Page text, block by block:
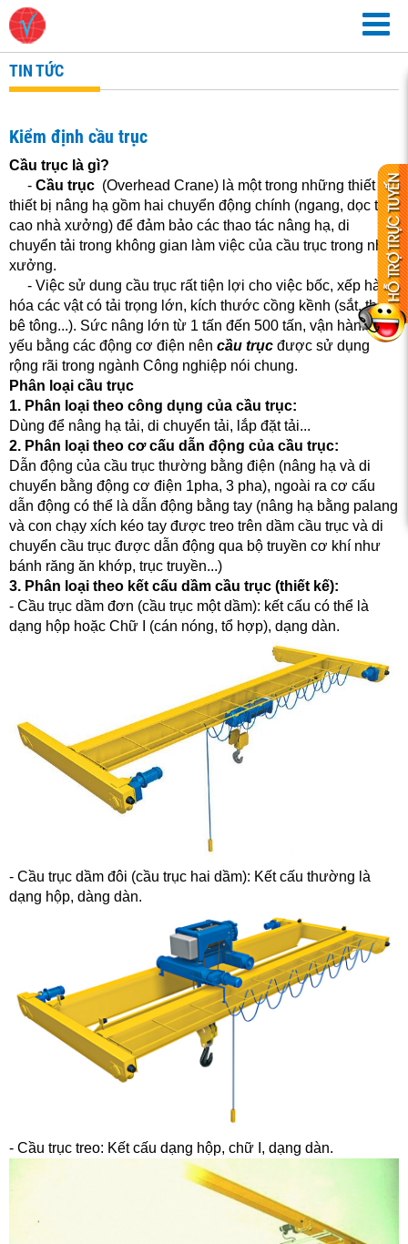
TIN TỨC
Kiểm định cầu trục
Cầu trục là gì?
- Cầu trục (Overhead Crane) là một trong những thiết
thiết bị nâng hạ gồm hai chuyển động chính (ngang, dọc trên
cao nhà xưởng) để đảm bảo các thao tác nâng hạ, di
chuyển tải trong không gian làm việc của cầu trục trong nhà
xưởng.
- Việc sử dung cầu trục rất tiện lợi cho việc bốc, xếp hàng
hóa các vật có tải trọng lớn, kích thước cồng kềnh (sắt, thép,
bê tông...). Sức nâng lớn từ 1 tấn đến 500 tấn, vận hành chủ
yếu bằng các động cơ điện nên cầu trục được sử dụng
rộng rãi trong ngành Công nghiệp nói chung.
Phân loại cầu trục
1. Phân loại theo công dụng của cầu trục:
Dùng để nâng hạ tải, di chuyển tải, lắp đặt tải...
2. Phân loại theo cơ cấu dẫn động của cầu trục:
Dẫn động của cầu trục thường bằng điện (nâng hạ và di
chuyển bằng động cơ điện 1pha, 3 pha), ngoài ra cơ cấu
dẫn động có thể là dẫn động bằng tay (nâng hạ bằng palang
và con chạy xích kéo tay được treo trên dầm cầu trục và di
chuyển cầu trục được dẫn động qua bộ truyền cơ khí như
bánh răng ăn khớp, trục truyền...)
3. Phân loại theo kết cấu dầm cầu trục (thiết kế):
- Cầu trục dầm đơn (cầu trục một dầm): kết cấu có thể là
dạng hộp hoặc Chữ I (cán nóng, tổ hợp), dạng dàn.
- Cầu trục dầm đôi (cầu trục hai dầm): Kết cấu thường là
dạng hộp, dàng dàn.
- Cầu trục treo: Kết cấu dạng hộp, chữ I, dạng dàn.